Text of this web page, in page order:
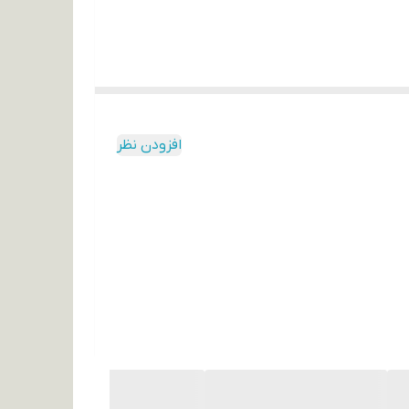
افزودن نظر